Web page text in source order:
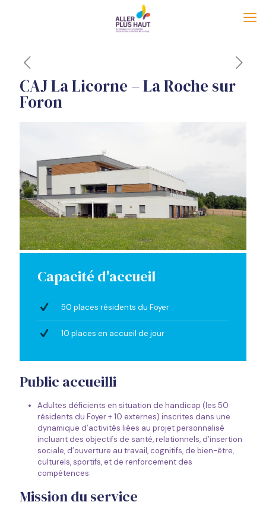
CAJ La Licorne – La Roche sur
Foron
Capacité d'accueil
50 places résidents du Foyer
10 places en accueil de jour
Public accueilli
Adultes déficients en situation de handicap (les 50
résidents du Foyer + 10 externes) inscrites dans une
dynamique d’activités liées au projet personnalisé
incluant des objectifs de santé, relationnels, d’insertion
sociale, d’ouverture au travail, cognitifs, de bien-être,
culturels, sportifs, et de renforcement des
compétences.
Mission du service